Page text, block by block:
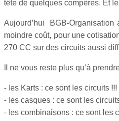
tête de quelques compères. Et
Aujourd’hui BGB-
moindre coût, pour une
270 CC sur des circuits aussi
Il ne vous reste plus qu’à
- les Karts : ce sont les circuits !!!
- les casques : ce sont les
- les combinaisons : ce sont les